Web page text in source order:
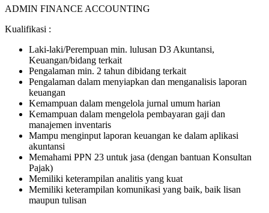
ADMIN FINANCE ACCOUNTING
Kualifikasi :
Laki-laki/Perempuan min. lulusan D3 Akuntansi,
Keuangan/bidang terkait
Pengalaman min. 2 tahun dibidang terkait
Pengalaman dalam menyiapkan dan menganalisis laporan
keuangan
Kemampuan dalam mengelola jurnal umum harian
Kemampuan dalam mengelola pembayaran gaji dan
manajemen inventaris
Mampu menginput laporan keuangan ke dalam aplikasi
akuntansi
Memahami PPN 23 untuk jasa (dengan bantuan Konsultan
Pajak)
Memiliki keterampilan analitis yang kuat
Memiliki keterampilan komunikasi yang baik, baik lisan
maupun tulisan